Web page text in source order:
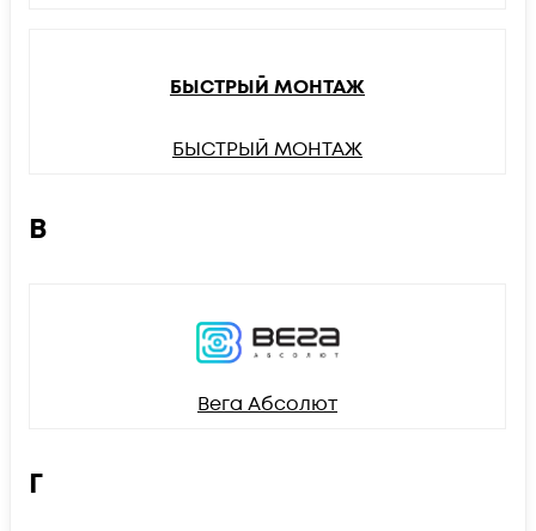
БЫСТРЫЙ МОНТАЖ
БЫСТРЫЙ МОНТАЖ
В
Вега Абсолют
Г